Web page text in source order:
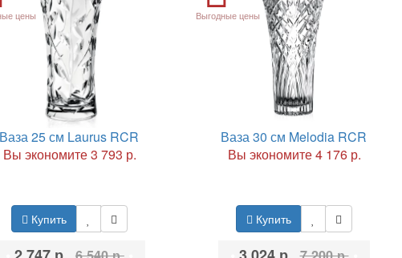
цены
Ваза 25 см Laurus RCR
Вы экономите 3 793 р.
Купить
Выгодные цены
Ваза 30 см Melodia RCR
Вы экономите 4 176 р.
Купить